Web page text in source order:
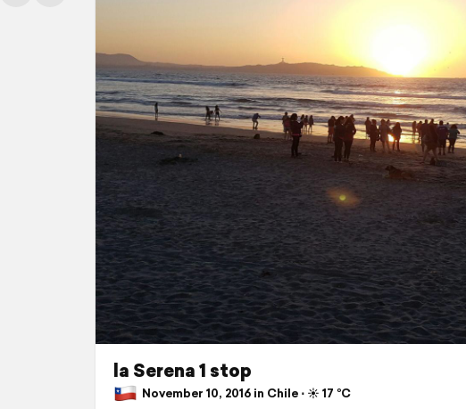
la Serena 1 stop
November 10, 2016 in Chile ⋅ ☀️ 17 °C